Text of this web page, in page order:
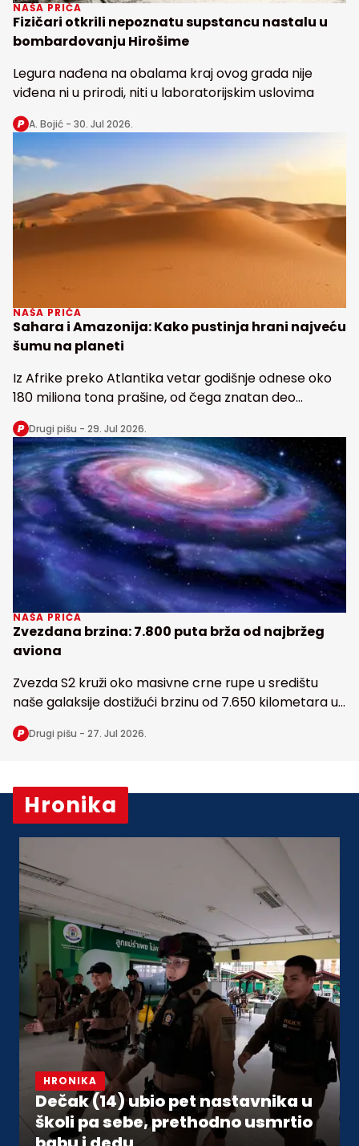
NAŠA PRIČA
Fizičari otkrili nepoznatu supstancu nastalu u
bombardovanju Hirošime
Legura nađena na obalama kraj ovog grada nije
viđena ni u prirodi, niti u laboratorijskim uslovima
A. Bojić - 30. Jul 2026.
NAŠA PRIČA
Sahara i Amazonija: Kako pustinja hrani najveću
šumu na planeti
Iz Afrike preko Atlantika vetar godišnje odnese oko
180 miliona tona prašine, od čega znatan deo
snabdeva fosforom najveću tropsku kišnu šumu na
Zemlji
Drugi pišu - 29. Jul 2026.
NAŠA PRIČA
Zvezdana brzina: 7.800 puta brža od najbržeg
aviona
Zvezda S2 kruži oko masivne crne rupe u središtu
naše galaksije dostižući brzinu od 7.650 kilometara u
sekundi
Drugi pišu - 27. Jul 2026.
Hronika
Vidi sve
HRONIKA
Dečak (14) ubio pet nastavnika u
školi pa sebe, prethodno usmrtio